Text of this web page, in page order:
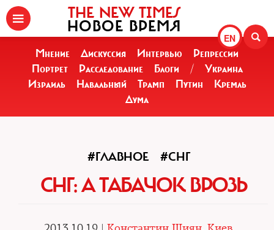
EN
THE NEW TIMES
НОВОЕ ВРЕМЯ
Мнение Дискуссия Интервью
Репрессии
Портрет
Расследование Блоги /
Украина
Израиль
Навальный Трамп Путин
Кремль
Дума
#ГЛАВНОЕ #СНГ
СНГ: А ТАБАЧОК ВРОЗЬ